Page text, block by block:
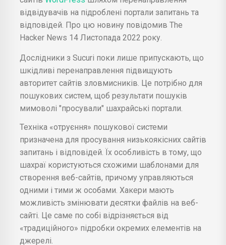
відвідувачів на підроблені портали запитань та
відповідей. Про цю новину повідомив The
Hacker News 14 Листопада 2022 року.
Дослідники з Sucuri поки лише припускають, що
шкідливі перенаправлення підвищують
авторитет сайтів зловмисників. Це потрібно для
пошукових систем, щоб результати пошуків
мимоволі "просували" шахрайські портали.
Техніка «отруєння» пошукової системи
призначена для просування низькоякісних сайтів
запитань і відповідей. Їх особливість в тому, що
шахраї користуються схожими шаблонами для
створення веб-сайтів, причому управляються
одними і тими ж особами. Хакери мають
можливість змінювати десятки файлів на веб-
сайті. Це саме по собі відрізняється від
«традиційного» підробки окремих елементів на
джерелі.